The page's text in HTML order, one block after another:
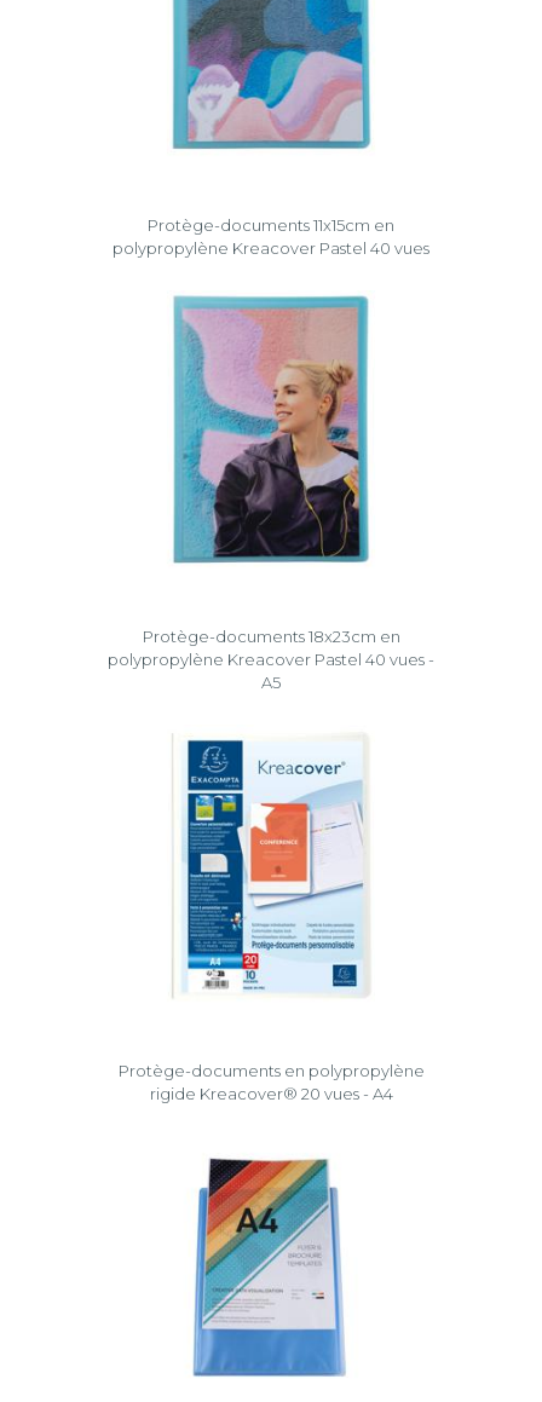
Protège-documents 11x15cm en
polypropylène Kreacover Pastel 40 vues
Protège-documents 18x23cm en
polypropylène Kreacover Pastel 40 vues -
A5
Protège-documents en polypropylène
rigide Kreacover® 20 vues - A4